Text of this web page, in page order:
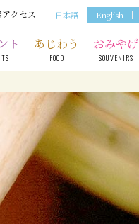
クセス 日本語 English
ト あじわう
FOOD
おみやげ
SOUVENIRS